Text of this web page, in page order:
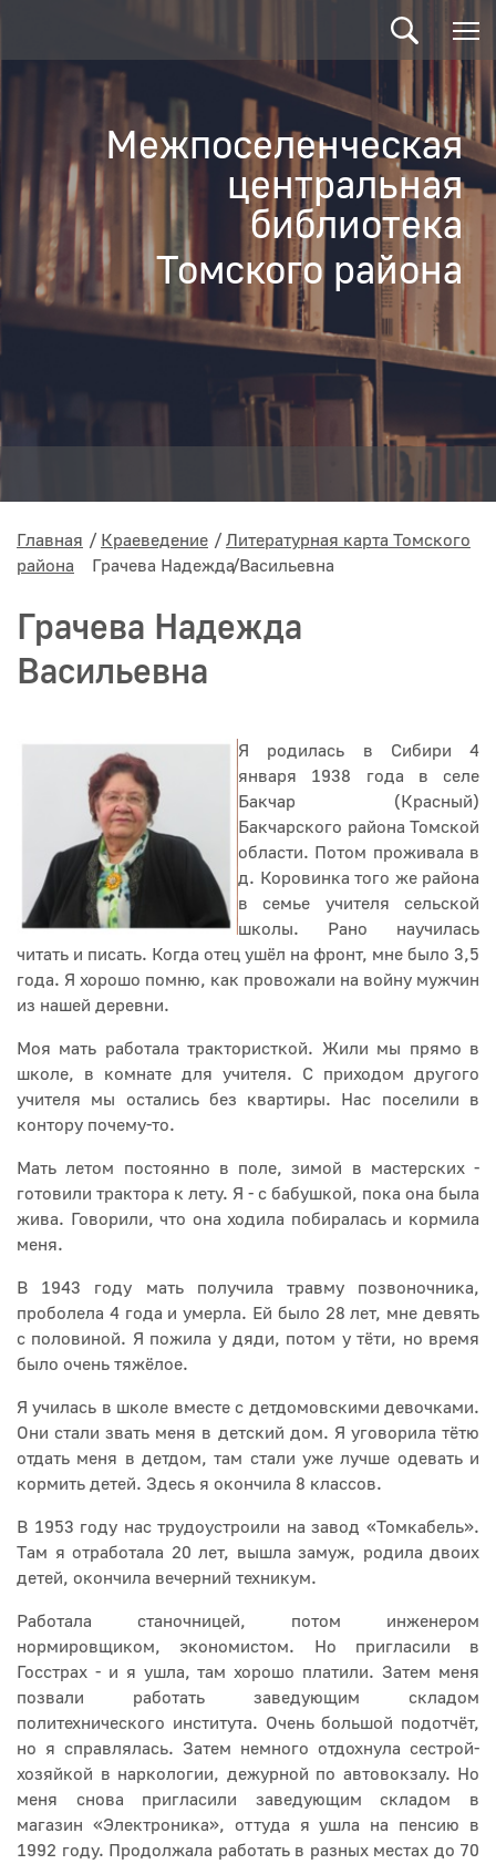
Межпоселенческая
центральная
библиотека
Томского района
Главная Краеведение
Литературная карта Томского
района
Грачева Надежда Васильевна
Грачева Надежда
Васильевна
Я родилась в Сибири 4
января 1938 года в селе
Бакчар (Красный)
Бакчарского района Томской
области. Потом проживала в
д. Коровинка того же района
в семье учителя сельской
школы. Рано научилась
читать и писать. Когда отец ушёл на фронт, мне было 3,5
года. Я хорошо помню, как провожали на войну мужчин
из нашей деревни.
Моя мать работала трактористкой. Жили мы прямо в
школе, в комнате для учителя. С приходом другого
учителя мы остались без квартиры. Нас поселили в
контору почему-то.
Мать летом постоянно в поле, зимой в мастерских -
готовили трактора к лету. Я - с бабушкой, пока она была
жива. Говорили, что она ходила побиралась и кормила
меня.
В 1943 году мать получила травму позвоночника,
проболела 4 года и умерла. Ей было 28 лет, мне девять
с половиной. Я пожила у дяди, потом у тёти, но время
было очень тяжёлое.
Я училась в школе вместе с детдомовскими девочками.
Они стали звать меня в детский дом. Я уговорила тётю
отдать меня в детдом, там стали уже лучше одевать и
кормить детей. Здесь я окончила 8 классов.
В 1953 году нас трудоустроили на завод «Томкабель».
Там я отработала 20 лет, вышла замуж, родила двоих
детей, окончила вечерний техникум.
Работала станочницей, потом инженером
нормировщиком, экономистом. Но пригласили в
Госстрах - и я ушла, там хорошо платили. Затем меня
позвали работать заведующим складом
политехнического института. Очень большой подотчёт,
но я справлялась. Затем немного отдохнула сестрой-
хозяйкой в наркологии, дежурной по автовокзалу. Но
меня снова пригласили заведующим складом в
магазин «Электроника», оттуда я ушла на пенсию в
1992 году. Продолжала работать в разных местах до 70